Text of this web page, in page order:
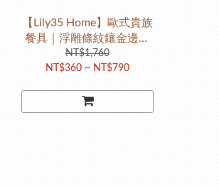
【Lily35 Home】歐式貴族
餐具｜浮雕條紋鑲金邊瓷
盤（7吋 / 9吋） #輕奢宮
廷風 #金線浮雕 #義大利麵
NT$1,760
NT$360 ~ NT$790